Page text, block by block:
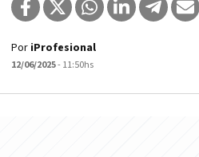
Por iProfesional
12/06/2025- 11:50hs